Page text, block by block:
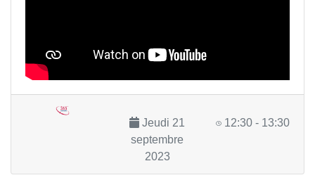
Jeudi 21
septembre
2023
12:30 - 13:30